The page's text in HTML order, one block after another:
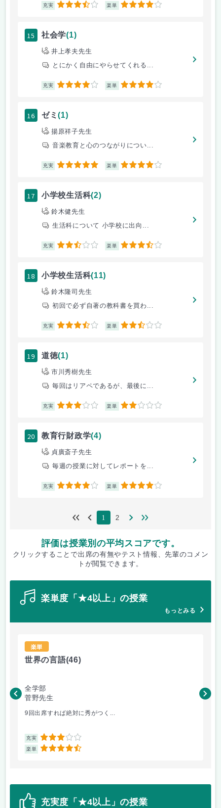
充実 3.5 楽単 4
15 社会学(1)
井上孝夫先生
とにかく自由にやらせてくれる...
充実 4 楽単 4
16 ゼミ(1)
揚原祥子先生
音楽教育と心のつながりについ...
充実 5 楽単 4
17 小学校生活科(2)
鈴木健先生
生活科について 小学校に出向...
充実 2.5 楽単 3.5
18 小学校生活科(11)
鈴木隆司先生
初回で必ず自著の教科書を買わ...
充実 3.5 楽単 2.5
19 道徳(1)
市川秀樹先生
毎回はリアペであるが、最後に...
充実 3 楽単 2
20 教育行財政学(4)
貞廣斎子先生
毎週の授業に対してレポートを...
充実 4 楽単 4
1 2
評価は授業別の平均スコアです。
クリックすることで出席の有無やテスト情報、先輩のコメン
トが閲覧できます。
楽単度「★4以上」の授業
もっとみる
楽単
世界の言語(46)
全学部
菅野先生
9回出席すれば絶対に秀がつく...
充実 3
楽単 4.5
菅
充実度「★4以上」の授業